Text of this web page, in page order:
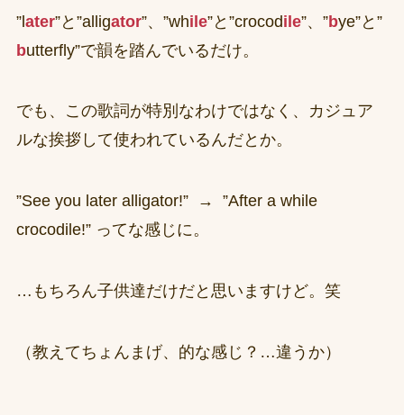
”later”と”alligator”、”while”と”crocodile”、”bye”と”
butterfly”で韻を踏んでいるだけ。
でも、この歌詞が特別なわけではなく、カジュア
ルな挨拶して使われているんだとか。
”See you later alligator!” → ”After a while
crocodile!” ってな感じに。
…もちろん子供達だけだと思いますけど。笑
（教えてちょんまげ、的な感じ？…違うか）